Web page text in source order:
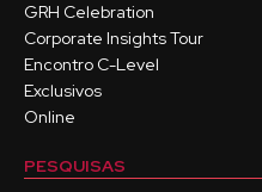
GRH Celebration
Corporate Insights Tour
Encontro C-Level
Exclusivos
Online
PESQUISAS